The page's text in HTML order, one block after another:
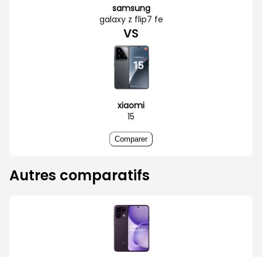
samsung
galaxy z flip7 fe
VS
xiaomi
15
Comparer
Autres comparatifs